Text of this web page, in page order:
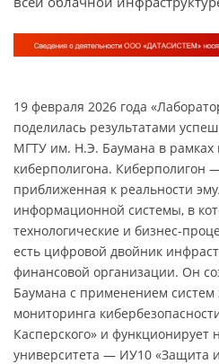
19 февраля 2026 года
поделилась результатами
МГТУ им. Н.Э. Баумана в рамках
киберполигона. Киберполигон
приближенная к реальности
информационной системы, в
технологические и бизнес-
есть цифровой двойник
финансовой организации. Он
Баумана с применением
мониторинга
Касперского» и
университета — ИУ10 «Защита